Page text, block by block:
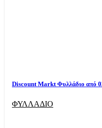
Discount Markt Φυλλάδιο από
ΦΥΛΛΑΔΙΟ